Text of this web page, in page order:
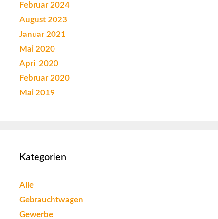
Februar 2024
August 2023
Januar 2021
Mai 2020
April 2020
Februar 2020
Mai 2019
Kategorien
Alle
Gebrauchtwagen
Gewerbe